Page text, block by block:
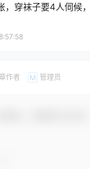
，穿袜子要4人伺候
作者 M 管理员